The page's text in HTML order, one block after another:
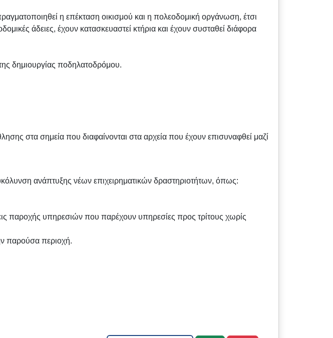
η επέκταση οικισμού και η πολεοδομική οργάνωση, έτσι
άδειες, έχουν κατασκευαστεί κτήρια και έχουν συσταθεί διάφορα
δημιουργίας ποδηλατοδρόμου.
στα σημεία που διαφαίνονται στα αρχεία που έχουν επισυναφθεί μαζί
ανάπτυξης νέων επιχειρηματικών δραστηριοτήτων, όπως:
παροχής υπηρεσιών που παρέχουν υπηρεσίες προς τρίτους χωρίς
παρούσα περιοχή.